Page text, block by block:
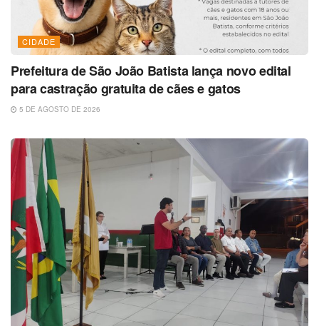
CIDADE
Prefeitura de São João Batista lança novo edital
para castração gratuita de cães e gatos
5 DE AGOSTO DE 2026